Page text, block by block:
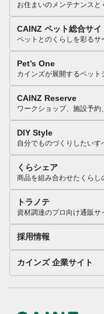
お住まいのメンテナンスと
CAINZ ペット総合サイ
ペットとのくらしを彩るサ
Pet’s One
カインズが展開するペット
CAINZ Reserve
ワークショップ、施設予約
DIY Style
自分でものづくりしたいす
くらシェア
商品を組み合わせたくらし
トラノテ
資材調達のプロ向け通販サ
採用情報
カインズ 企業サイト